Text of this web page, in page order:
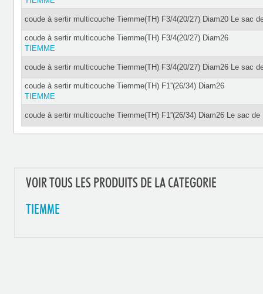
coude à sertir multicouche Tiemme(TH) F3/4(20/27) Diam20 Le sac
coude à sertir multicouche Tiemme(TH) F3/4(20/27) Diam26
TIEMME
coude à sertir multicouche Tiemme(TH) F3/4(20/27) Diam26 Le sac
coude à sertir multicouche Tiemme(TH) F1''(26/34) Diam26
TIEMME
coude à sertir multicouche Tiemme(TH) F1''(26/34) Diam26 Le sac de
VOIR TOUS LES PRODUITS DE LA CATEGORIE
TIEMME